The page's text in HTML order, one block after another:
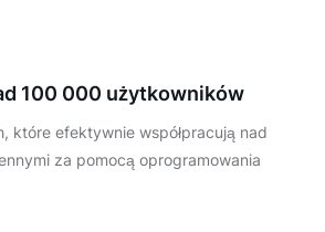
100 000 użytkowników
które efektywnie współpracują nad
za pomocą oprogramowania